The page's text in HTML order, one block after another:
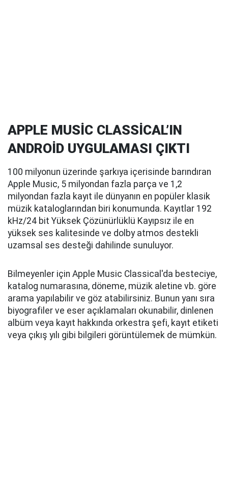
APPLE MUSİC CLASSİCAL’IN
ANDROİD UYGULAMASI ÇIKTI
100 milyonun üzerinde şarkıya içerisinde barındıran
Apple Music, 5 milyondan fazla parça ve 1,2
milyondan fazla kayıt ile dünyanın en popüler klasik
müzik kataloglarından biri konumunda. Kayıtlar 192
kHz/24 bit Yüksek Çözünürlüklü Kayıpsız ile en
yüksek ses kalitesinde ve dolby atmos destekli
uzamsal ses desteği dahilinde sunuluyor.
Bilmeyenler için Apple Music Classical'da besteciye,
katalog numarasına, döneme, müzik aletine vb. göre
arama yapılabilir ve göz atabilirsiniz. Bunun yanı sıra
biyografiler ve eser açıklamaları okunabilir, dinlenen
albüm veya kayıt hakkında orkestra şefi, kayıt etiketi
veya çıkış yılı gibi bilgileri görüntülemek de mümkün.